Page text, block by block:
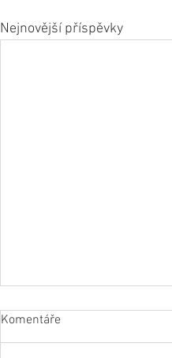
Nejnovější příspěvky
Komentáře